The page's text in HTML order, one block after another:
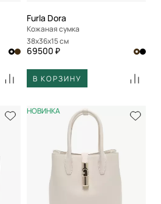
Furla Dora
Кожаная сумка
38x36x15 см
69500 ₽
В КОРЗИНУ
НОВИНКА